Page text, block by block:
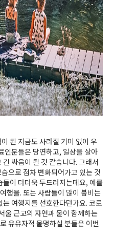
된 지금도 사라질 기미 없이 우
인분들은 당연하고, 일상을 살아
싸움이 될 것 같습니다. 그래서
으로 점차 변화되어가고 있는 것
이 더더욱 두드러지는데요, 예를
행을. 또는 사람들이 많이 붐비는
여행지를 선호한다던가요. 코로
울 근교의 자연과 물이 함께하는
유유자적 물멍하실 분들은 이번